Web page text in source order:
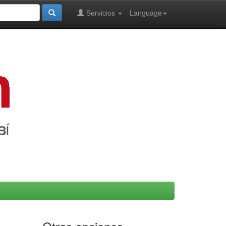
Language
Servicios